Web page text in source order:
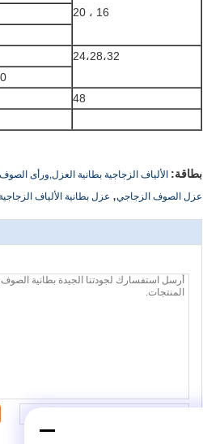
16 ، 20
24،28،32
50 ،
48
بطاقة: الألياف الزجاجية بطانية العزل,ورأى
عزل الصوف الزجاجي, عزل بطانية الألياف